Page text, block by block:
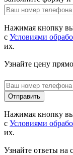
Нажимая кнопку
с Условиями
их.
Узнайте цену
Отправить
Нажимая кнопку
с Условиями
их.
Узнайте ответы на